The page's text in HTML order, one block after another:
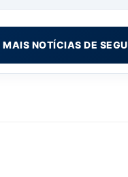
MAIS NOTÍCIAS DE